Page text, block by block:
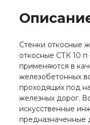
Cтенки откосные
откосные СТК 10 п
применяются в
железобетонных
проходящих под
железных дорог.
искусственные
предназначенные